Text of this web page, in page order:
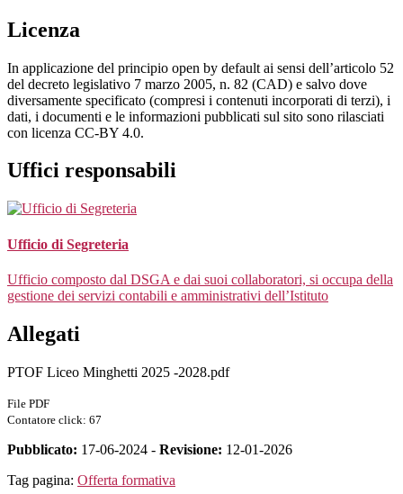
Licenza
In applicazione del principio open by default ai sensi dell’articolo 52
del decreto legislativo 7 marzo 2005, n. 82 (CAD) e salvo dove
diversamente specificato (compresi i contenuti incorporati di terzi), i
dati, i documenti e le informazioni pubblicati sul sito sono rilasciati
con licenza CC-BY 4.0.
Uffici responsabili
Ufficio di Segreteria
Ufficio composto dal DSGA e dai suoi collaboratori, si occupa della
gestione dei servizi contabili e amministrativi dell’Istituto
Allegati
PTOF Liceo Minghetti 2025 -2028.pdf
File PDF
Contatore click: 67
Pubblicato: 17-06-2024 - Revisione: 12-01-2026
Tag pagina: Offerta formativa